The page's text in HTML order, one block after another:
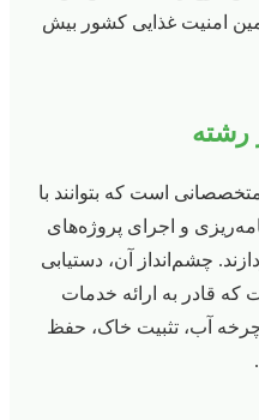
امنیت غذایی کشور بیش
رشته
است که بتوانند با
و اجرای پروژه‌های
چشم‌انداز آن، دستیابی
که قادر به ارائه خدمات
آب، تثبیت خاک، حفظ